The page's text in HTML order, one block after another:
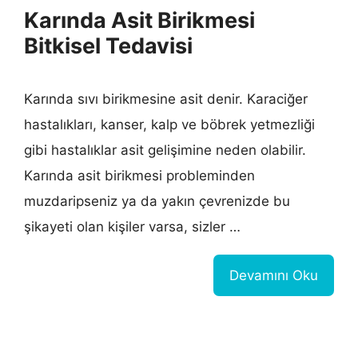
Karında Asit Birikmesi
Bitkisel Tedavisi
Karında sıvı birikmesine asit denir. Karaciğer
hastalıkları, kanser, kalp ve böbrek yetmezliği
gibi hastalıklar asit gelişimine neden olabilir.
Karında asit birikmesi probleminden
muzdaripseniz ya da yakın çevrenizde bu
şikayeti olan kişiler varsa, sizler …
Devamını Oku